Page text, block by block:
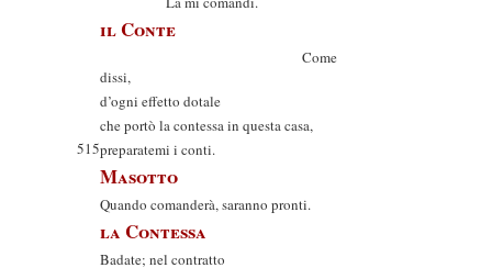
il Conte
Come
dissi,
d’ogni effetto dotale
che portò la contessa in questa casa,
515preparatemi i conti.
Masotto
Quando comanderà, saranno pronti.
la Contessa
Badate; nel contratto